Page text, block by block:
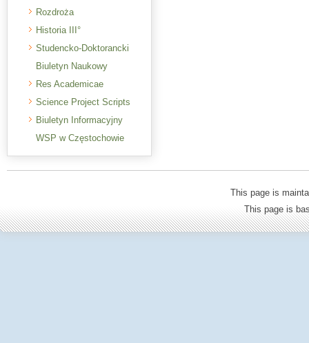
Rozdroża
Historia III°
Studencko-Doktorancki
Biuletyn Naukowy
Res Academicae
Science Project Scripts
Biuletyn Informacyjny
WSP w Częstochowie
This page is
This page is